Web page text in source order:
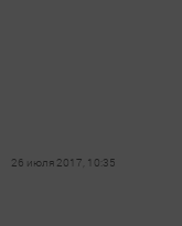
26 июля 2017, 10:35